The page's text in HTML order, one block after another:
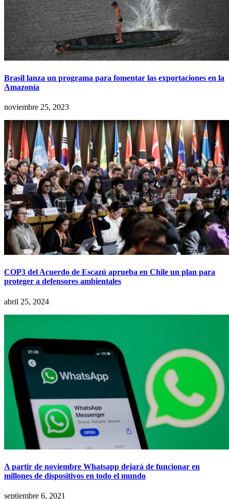
Brasil lanza un programa para fomentar las exportaciones en la
Amazonía
noviembre 25, 2023
COP3 del Acuerdo de Escazú aprueba en Chile un plan para
proteger a defensores ambientales
abril 25, 2024
A partir de noviembre Whatsapp dejará de funcionar en
millones de dispositivos en todo el mundo
septiembre 6, 2021